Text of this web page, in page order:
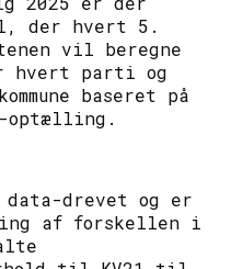
der hvert 5.
vil beregne
hvert parti og
baseret på
optælling.
data-drevet og er
af forskellen i